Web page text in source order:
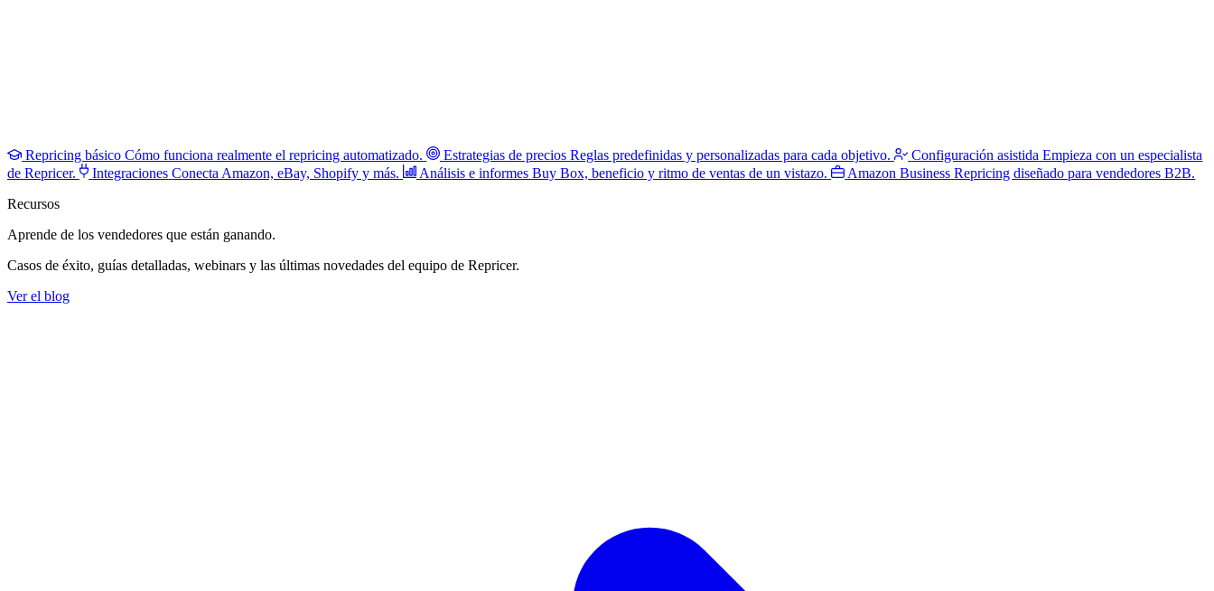
Repricing básico Cómo funciona realmente el repricing automatizado. Estrategias de precios Reglas predefinidas y personalizadas para cada objetivo. Configuración asistida Empieza con un especialista
de Repricer.
Integraciones Conecta Amazon, eBay, Shopify y más. Análisis e informes Buy Box, beneficio y ritmo de ventas de un vistazo. Amazon Business Repricing diseñado para vendedores B2B.
Recursos
Aprende de los vendedores que están ganando.
Casos de éxito, guías detalladas, webinars y las últimas novedades del equipo de Repricer.
Ver el blog